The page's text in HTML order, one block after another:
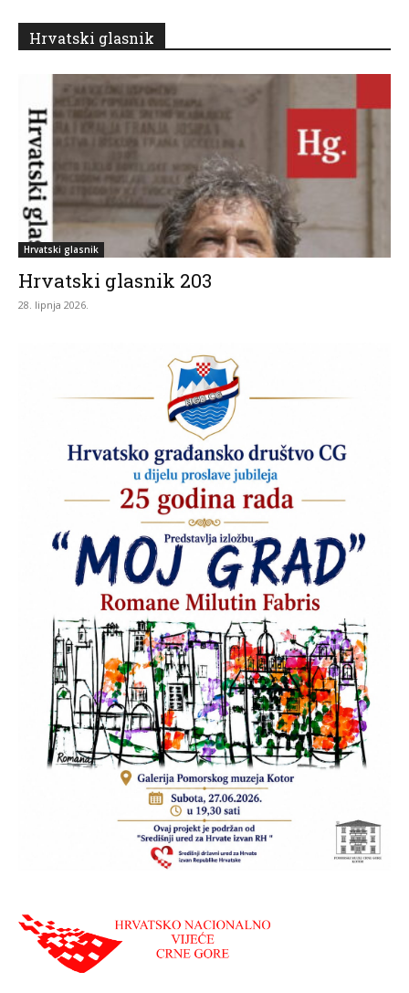
Hrvatski glasnik
Hrvatski glasnik
Hrvatski glasnik 203
28. lipnja 2026.